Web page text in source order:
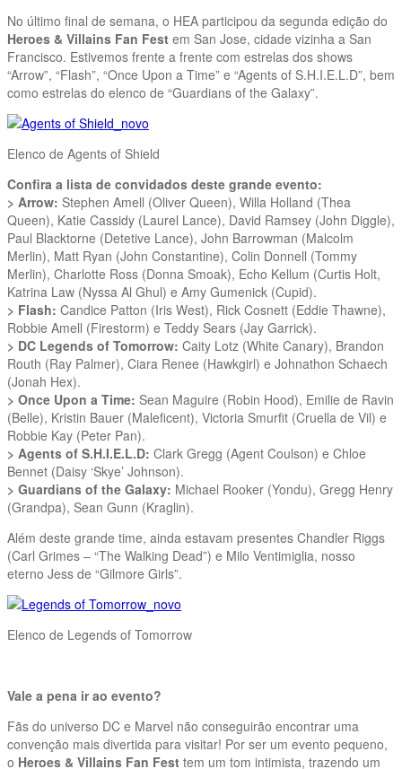
No último final de semana, o HEA participou da segunda edição do
Heroes & Villains Fan Fest em San Jose, cidade vizinha a San
Francisco. Estivemos frente a frente com estrelas dos shows
“Arrow”, “Flash”, “Once Upon a Time” e “Agents of S.H.I.E.L.D”, bem
como estrelas do elenco de “Guardians of the Galaxy”.
Elenco de Agents of Shield
Confira a lista de convidados deste grande evento:
> Arrow: Stephen Amell (Oliver Queen), Willa Holland (Thea
Queen), Katie Cassidy (Laurel Lance), David Ramsey (John Diggle),
Paul Blacktorne (Detetive Lance), John Barrowman (Malcolm
Merlin), Matt Ryan (John Constantine), Colin Donnell (Tommy
Merlin), Charlotte Ross (Donna Smoak), Echo Kellum (Curtis Holt,
Katrina Law (Nyssa Al Ghul) e Amy Gumenick (Cupid).
> Flash: Candice Patton (Iris West), Rick Cosnett (Eddie Thawne),
Robbie Amell (Firestorm) e Teddy Sears (Jay Garrick).
> DC Legends of Tomorrow: Caity Lotz (White Canary), Brandon
Routh (Ray Palmer), Ciara Renee (Hawkgirl) e Johnathon Schaech
(Jonah Hex).
> Once Upon a Time: Sean Maguire (Robin Hood), Emilie de Ravin
(Belle), Kristin Bauer (Maleficent), Victoria Smurfit (Cruella de Vil) e
Robbie Kay (Peter Pan).
> Agents of S.H.I.E.L.D: Clark Gregg (Agent Coulson) e Chloe
Bennet (Daisy ‘Skye’ Johnson).
> Guardians of the Galaxy: Michael Rooker (Yondu), Gregg Henry
(Grandpa), Sean Gunn (Kraglin).
Além deste grande time, ainda estavam presentes Chandler Riggs
(Carl Grimes – “The Walking Dead”) e Milo Ventimiglia, nosso
eterno Jess de “Gilmore Girls”.
Elenco de Legends of Tomorrow
Vale a pena ir ao evento?
Fãs do universo DC e Marvel não conseguirão encontrar uma
convenção mais divertida para visitar! Por ser um evento pequeno,
o Heroes & Villains Fan Fest tem um tom intimista, trazendo um